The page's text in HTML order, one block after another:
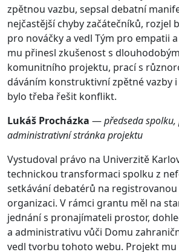
zpětnou vazbu, sepsal debatní
nejčastější chyby začátečníků, rozjel
pro nováčky a vedl Tým pro empatii
mu přinesl zkušenost s
komunitního projektu, prací s
dáváním konstruktivní zpětné vazby
bylo třeba řešit konflikt.
Lukáš Procházka —předseda
administrativní stránka projektu
Vystudoval právo na Univerzitě
technickou transformaci spolku z
setkávání debatérů na
organizaci. V rámci grantu měl na
jednání s pronajímateli prostor,
a administrativu vůči Domu
vedl tvorbu tohoto webu. Projekt